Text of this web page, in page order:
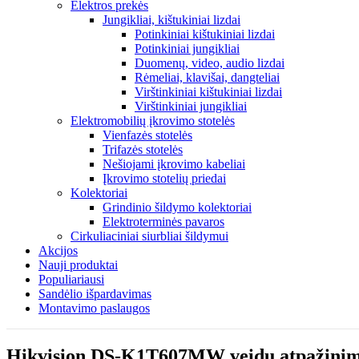
Elektros prekės
Jungikliai, kištukiniai lizdai
Potinkiniai kištukiniai lizdai
Potinkiniai jungikliai
Duomenų, video, audio lizdai
Rėmeliai, klavišai, dangteliai
Virštinkiniai kištukiniai lizdai
Virštinkiniai jungikliai
Elektromobilių įkrovimo stotelės
Vienfazės stotelės
Trifazės stotelės
Nešiojami įkrovimo kabeliai
Įkrovimo stotelių priedai
Kolektoriai
Grindinio šildymo kolektoriai
Elektroterminės pavaros
Cirkuliaciniai siurbliai šildymui
Akcijos
Nauji produktai
Populiariausi
Sandėlio išpardavimas
Montavimo paslaugos